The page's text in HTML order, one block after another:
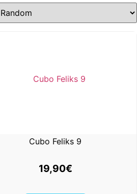
Cubo Feliks 9
19,90€